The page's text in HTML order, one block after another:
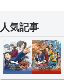
人気記事